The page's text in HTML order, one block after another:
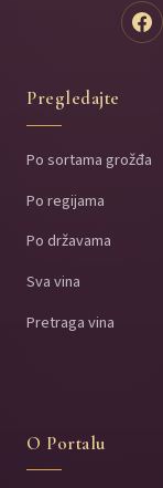
Pregledajte
Po sortama grožđa
Po regijama
Po državama
Sva vina
Pretraga vina
O Portalu